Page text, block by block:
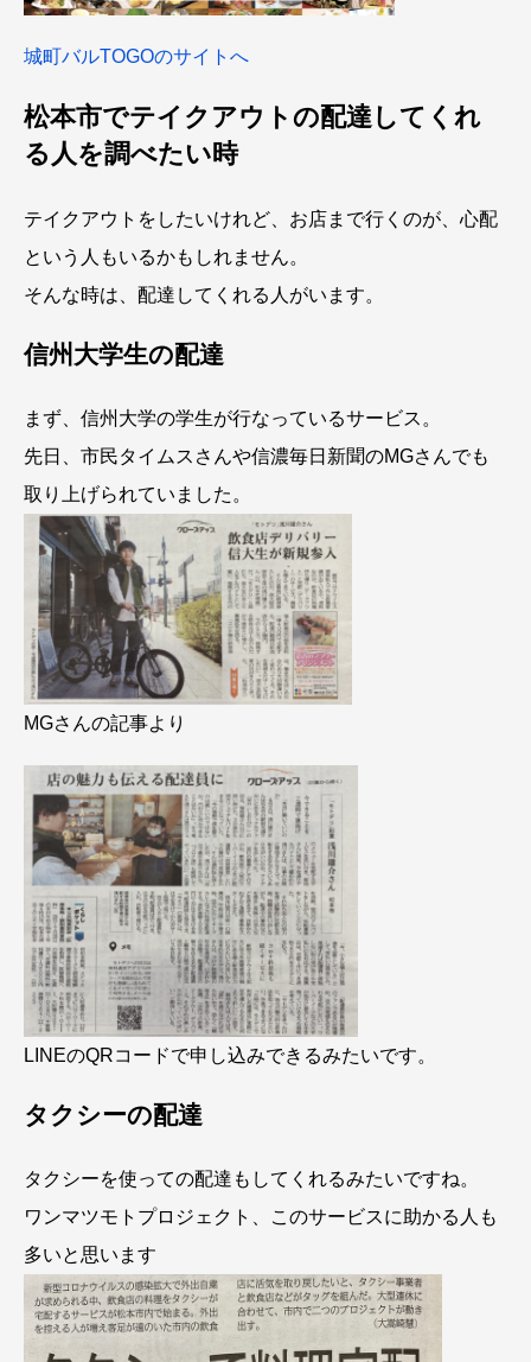
城町バルTOGOのサイトへ
松本市でテイクアウトの配達してくれ
る人を調べたい時
テイクアウトをしたいけれど、お店まで行くのが、心配
という人もいるかもしれません。
そんな時は、配達してくれる人がいます。
信州大学生の配達
まず、信州大学の学生が行なっているサービス。
先日、市民タイムスさんや信濃毎日新聞のMGさんでも
取り上げられていました。
MGさんの記事より
LINEのQRコードで申し込みできるみたいです。
タクシーの配達
タクシーを使っての配達もしてくれるみたいですね。
ワンマツモトプロジェクト、このサービスに助かる人も
多いと思います